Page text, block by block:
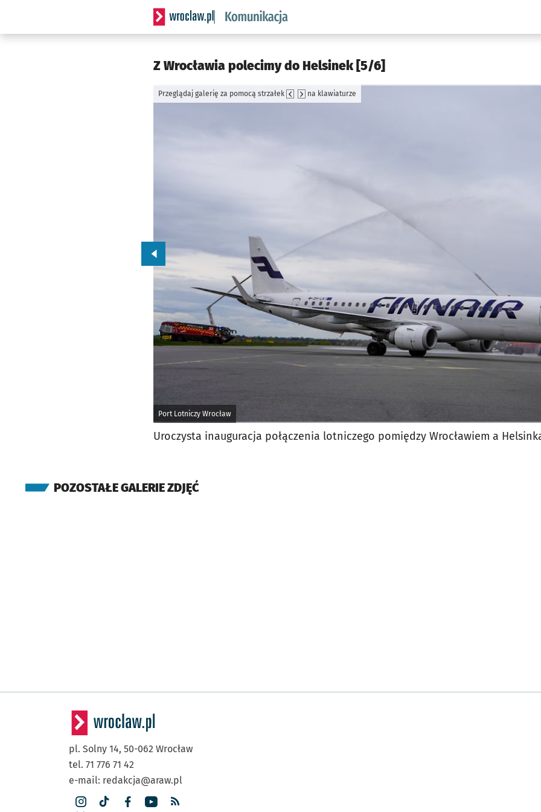
Serwis informacyjny wroclaw.pl podserwis: Komunikacja
Z Wrocławia polecimy do Helsinek [5/6]
Port Lotniczy Wrocław
Przeglądaj galerię za pomocą strzałek na klawiaturze
Przejdź do poprzedniego zdjęcia.
Uroczysta inauguracja połączenia lotniczego pomiędzy Wrocławiem a
POZOSTAŁE GALERIE ZDJĘĆ
pl. Solny 14, 50-062 Wrocław
tel. 71 776 71 42
e-mail: redakcja@araw.pl